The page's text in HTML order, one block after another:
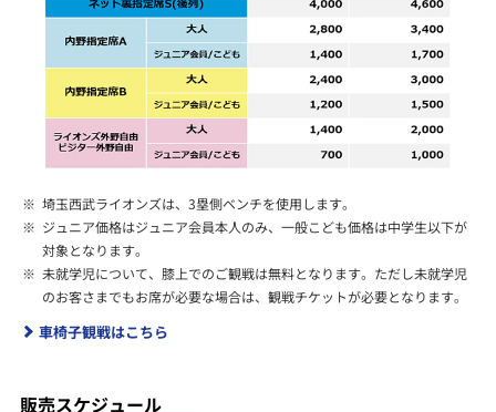
※ 埼玉西武ライオンズは、3塁側ベンチを使用します。
※ ジュニア価格はジュニア会員本人のみ、一般こども価格は中学生以下が
対象となります。
※ 未就学児について、膝上でのご観戦は無料となります。ただし未就学児
のお客さまでもお席が必要な場合は、観戦チケットが必要となります。
車椅子観戦はこちら
販売スケジュール